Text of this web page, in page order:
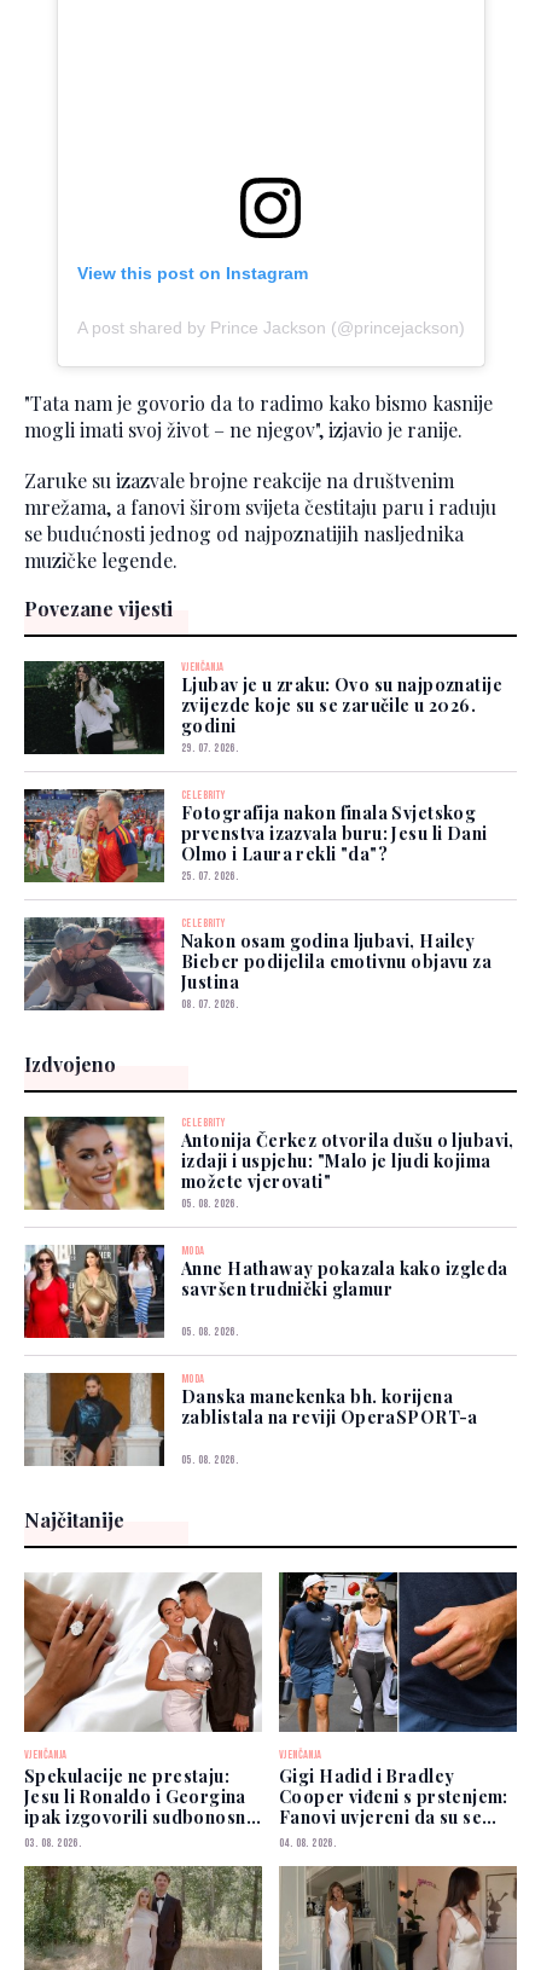
View this post on Instagram
A post shared by Prince Jackson (@princejackson)
"Tata nam je govorio da to radimo kako bismo kasnije
mogli imati svoj život – ne njegov", izjavio je ranije.
Zaruke su izazvale brojne reakcije na društvenim
mrežama, a fanovi širom svijeta čestitaju paru i raduju
se budućnosti jednog od najpoznatijih nasljednika
muzičke legende.
Povezane vijesti
VJENČANJA
Ljubav je u zraku: Ovo su najpoznatije
zvijezde koje su se zaručile u 2026.
godini
29. 07. 2026.
CELEBRITY
Fotografija nakon finala Svjetskog
prvenstva izazvala buru: Jesu li Dani
Olmo i Laura rekli "da"?
25. 07. 2026.
CELEBRITY
Nakon osam godina ljubavi, Hailey
Bieber podijelila emotivnu objavu za
Justina
08. 07. 2026.
Izdvojeno
CELEBRITY
Antonija Čerkez otvorila dušu o ljubavi,
izdaji i uspjehu: "Malo je ljudi kojima
možete vjerovati"
05. 08. 2026.
MODA
Anne Hathaway pokazala kako izgleda
savršen trudnički glamur
05. 08. 2026.
MODA
Danska manekenka bh. korijena
zablistala na reviji OperaSPORT-a
05. 08. 2026.
Najčitanije
VJENČANJA
Spekulacije ne prestaju:
Jesu li Ronaldo i Georgina
ipak izgovorili sudbonosno
"da"?
03. 08. 2026.
VJENČANJA
Gigi Hadid i Bradley
Cooper viđeni s prstenjem:
Fanovi uvjereni da su se
vjenčali
04. 08. 2026.